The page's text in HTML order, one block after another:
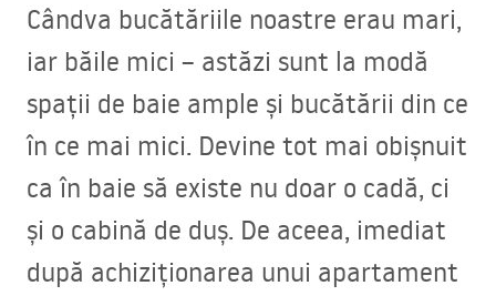
Cândva bucătăriile noastre erau mari,
iar băile mici – astăzi sunt la modă
spații de baie ample și bucătării din ce
în ce mai mici. Devine tot mai obișnuit
ca în baie să existe nu doar o cadă, ci
și o cabină de duș. De aceea, imediat
după achiziționarea unui apartament